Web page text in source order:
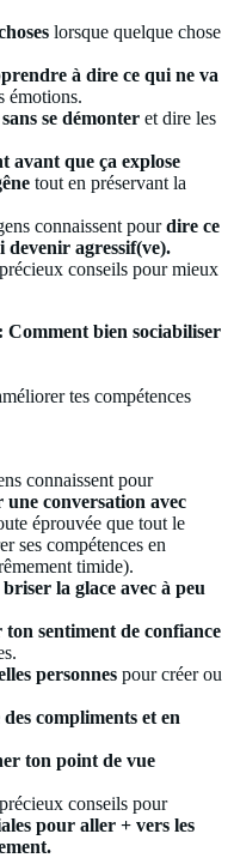
lorsque quelque chose
à dire ce qui ne va
émotions.
se démonter et dire les
avant que ça explose
tout en préservant la
connaissent pourdire ce
devenir agressif(ve).
conseils pour mieux
bien sociabiliser
tes compétences
connaissent pour
conversation avec
éprouvée que tout le
ses compétences en
timide).
briser la glace avec à peu
sentiment de confiance
personnes pour créer ou
compliments et en
ton point de vue
conseils pour
pour aller + vers les